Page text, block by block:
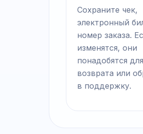
Сохраните чек,
электронный
номер заказа.
изменятся, они
понадобятся для
возврата или
в поддержку.